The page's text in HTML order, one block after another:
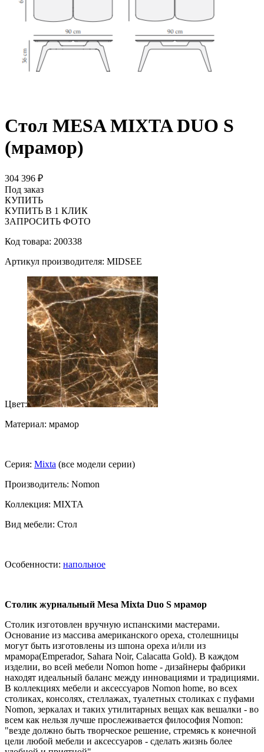
Стол MESA MIXTA DUO S
(мрамор)
304 396 ₽
Под заказ
КУПИТЬ
КУПИТЬ В 1 КЛИК
ЗАПРОСИТЬ ФОТО
Код товара: 200338
Артикул производителя: MIDSEE
Цвет:
Материал: мрамор
Серия: Mixta (все модели серии)
Производитель: Nomon
Коллекция: MIXTA
Вид мебели: Стол
Особенности: напольное
Cтолик журнальный Mesa Mixta Duo S мрамор
Cтолик изготовлен вручную испанскими мастерами.
Основание из массива американского ореха, столешницы
могут быть изготовлены из шпона ореха и/или из
мрамора(Emperador, Sahara Noir, Calacatta Gold). В каждом
изделии, во всей мебели Nomon home - дизайнеры фабрики
находят идеальный баланс между инновациями и традициями.
В коллекциях мебели и аксессуаров Nomon home, во всех
столиках, консолях, стеллажах, туалетных столиках с пуфами
Nomon, зеркалах и таких утилитарных вещах как вешалки - во
всем как нельзя лучше прослеживается философия Nomon:
"везде должно быть творческое решение, стремясь к конечной
цели любой мебели и аксессуаров - сделать жизнь более